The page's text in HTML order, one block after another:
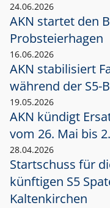
24.06.2026
AKN startet den
Probsteierhagen
16.06.2026
AKN stabilisiert
während der S5-
19.05.2026
AKN kündigt
vom 26. Mai bis
28.04.2026
Startschuss für
künftigen S5
Kaltenkirchen